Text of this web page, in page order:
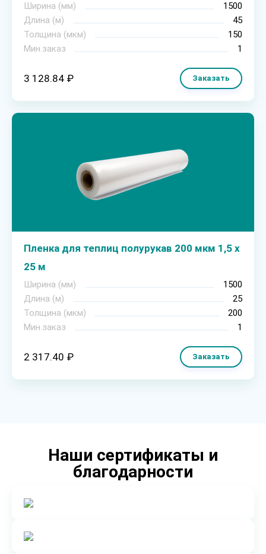
Ширина (мм)
1500
Длина (м)
45
Толщина (мкм)
150
Мин.заказ
1
3 128.84 ₽ Заказать
Пленка для теплиц полурукав 200 мкм 1,5 х
25 м
Ширина (мм)
1500
Длина (м)
25
Толщина (мкм)
200
Мин.заказ
1
2 317.40 ₽ Заказать
Наши сертификаты и
благодарности